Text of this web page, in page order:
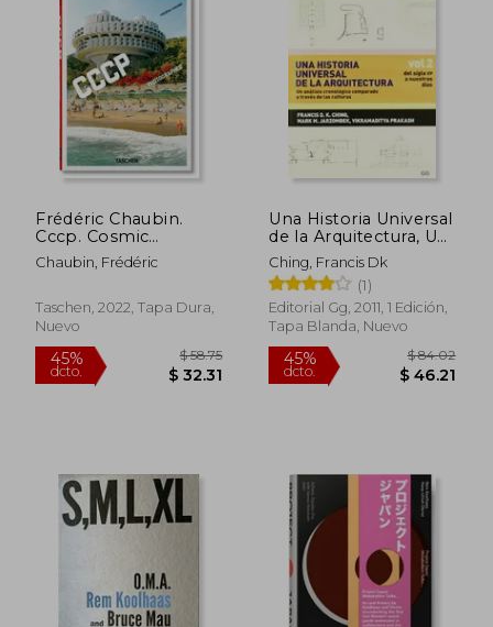
40%
dcto. $ 35.78
45%
dcto.
Frédéric Chaubin.
Cccp. Cosmic
Communist
Constructions
ed. (en Inglés)
Chaubin, Frédéric
Taschen, 2022, Tapa Dura,
Nuevo
Una Historia Universal
de la Arquitectura, Un
Análisis Cronológico
Comparado A T: Vol 2,
del Siglo XV a
Nuestros Días
Ching, Francis Dk
(1)
Editorial Gg, 2011, 1 Edición,
Tapa Blanda, Nuevo